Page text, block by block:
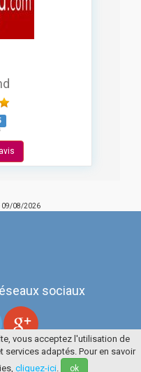
09/08/2026
sociaux
/ 2026
vous acceptez l'utilisation de
adaptés. Pour en savoir
cliquez-ici ok